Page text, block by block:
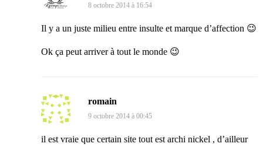
8 octobre 2014 à 16:54
Il y a un juste milieu entre insulte et marque d’affection 😉
Ok ça peut arriver à tout le monde 😉
romain
9 octobre 2014 à 00:45
il est vraie que certain site tout est archi nickel , d’ailleur